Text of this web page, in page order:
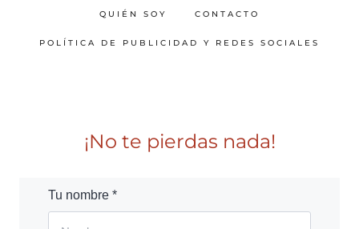
QUIÉN SOY CONTACTO
POLÍTICA DE PUBLICIDAD Y REDES SOCIALES
¡No te pierdas nada!
Tu nombre *